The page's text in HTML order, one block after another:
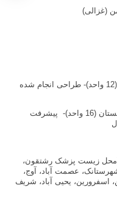
طراحی پانسیون پزشکان بوئین زهرا (12 واحد)- طراحی انجام شده
طراحی و اجرای پانسیون پزشکان تاکستان (16 واحد)- پیشرفت
(محل زیست پزشک رشتقون،
عصمت آباد، آوج،
ماهین2، فارسجین، اسفرورین، یحیی آباد، شریف